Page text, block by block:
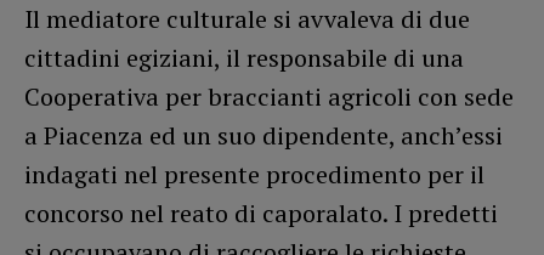
Il mediatore culturale si avvaleva di due
cittadini egiziani, il responsabile di una
Cooperativa per braccianti agricoli con sede
a Piacenza ed un suo dipendente, anch’essi
indagati nel presente procedimento per il
concorso nel reato di caporalato. I predetti